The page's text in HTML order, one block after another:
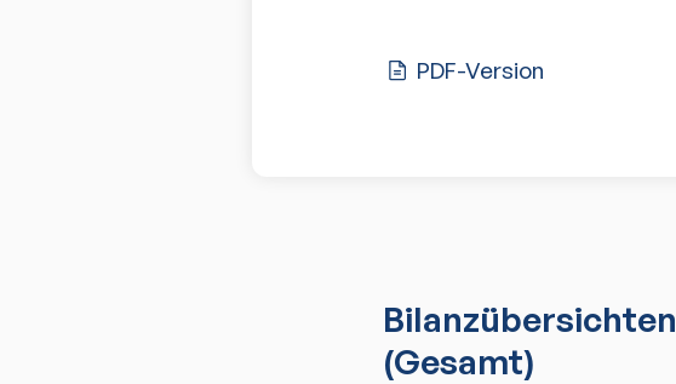
PDF-Version
Bilanzübersichten
(Gesamt)